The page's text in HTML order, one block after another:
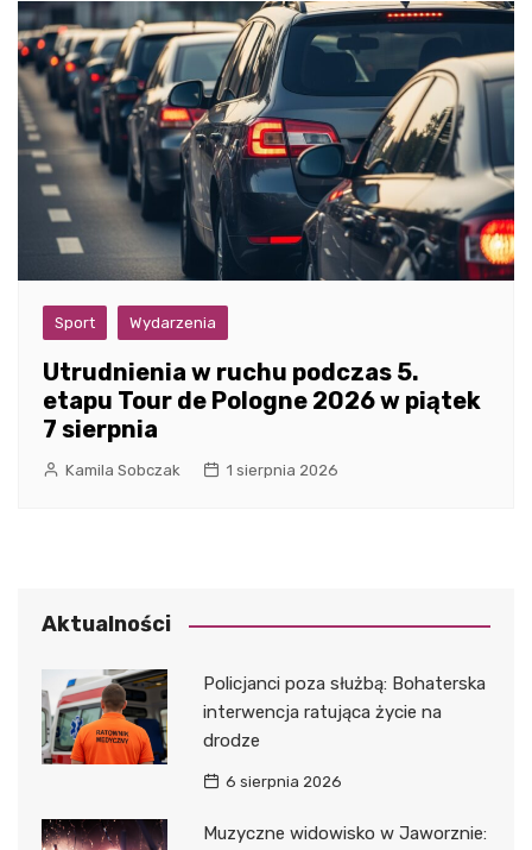
Sport Wydarzenia
Utrudnienia w ruchu podczas 5.
etapu Tour de Pologne 2026 w piątek
7 sierpnia
Kamila Sobczak 1 sierpnia 2026
Aktualności
Policjanci poza służbą: Bohaterska
interwencja ratująca życie na
drodze
6 sierpnia 2026
Muzyczne widowisko w Jaworznie: